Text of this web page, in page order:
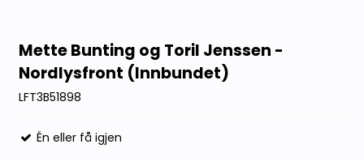
Mette Bunting og Toril Jenssen -
Nordlysfront (Innbundet)
LFT3B51898
Én eller få igjen